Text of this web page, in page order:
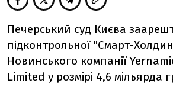
Печерський суд Києва
підконтрольної "Смарт-
Новинського компанії
Limited у розмірі 4,6 мільярда